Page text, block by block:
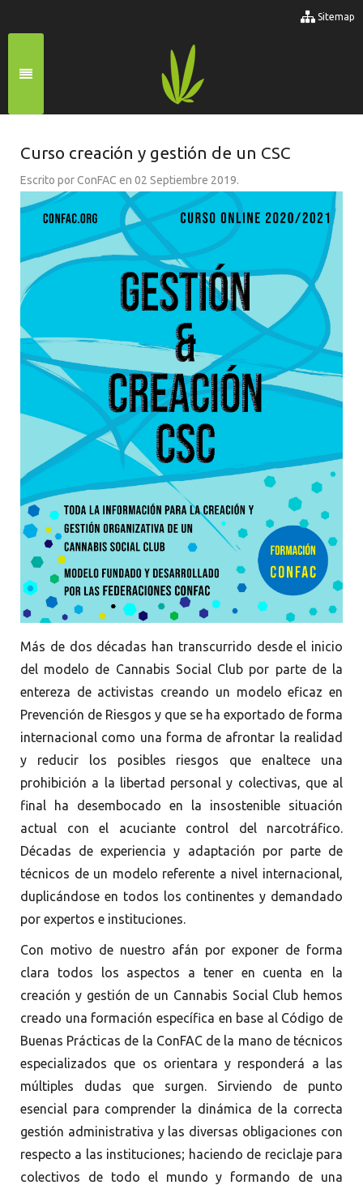
Sitemap
Curso creación y gestión de un CSC
Escrito por ConFAC en 02 Septiembre 2019.
Más de dos décadas han transcurrido desde el inicio
del modelo de Cannabis Social Club por parte de la
entereza de activistas creando un modelo eficaz en
Prevención de Riesgos y que se ha exportado de forma
internacional como una forma de afrontar la realidad
y reducir los posibles riesgos que enaltece una
prohibición a la libertad personal y colectivas, que al
final ha desembocado en la insostenible situación
actual con el acuciante control del narcotráfico.
Décadas de experiencia y adaptación por parte de
técnicos de un modelo referente a nivel internacional,
duplicándose en todos los continentes y demandado
por expertos e instituciones.
Con motivo de nuestro afán por exponer de forma
clara todos los aspectos a tener en cuenta en la
creación y gestión de un Cannabis Social Club hemos
creado una formación específica en base al Código de
Buenas Prácticas de la ConFAC de la mano de técnicos
especializados que os orientara y responderá a las
múltiples dudas que surgen. Sirviendo de punto
esencial para comprender la dinámica de la correcta
gestión administrativa y las diversas obligaciones con
respecto a las instituciones; haciendo de reciclaje para
colectivos de todo el mundo y formando de una